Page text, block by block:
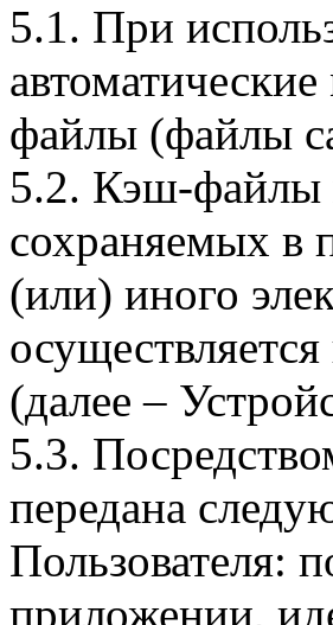
5.1. При
файлы (файлы
5.2. Кэш-файлы
сохраняемых в
(или) иного
(далее –
5.3.
передана
Пользователя:
приложении,